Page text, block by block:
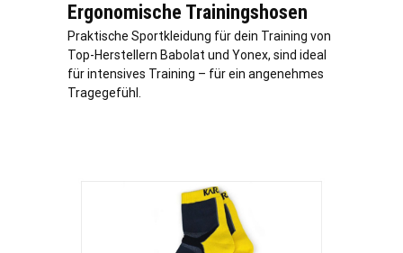
Ergonomische Trainingshosen
Praktische Sportkleidung für dein Training von
Top-Herstellern Babolat und Yonex, sind ideal
für intensives Training – für ein angenehmes
Tragegefühl.